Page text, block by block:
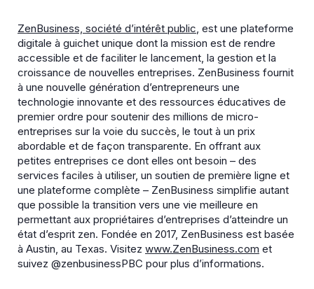
ZenBusiness, société d’intérêt public, est une plateforme
digitale à guichet unique dont la mission est de rendre
accessible et de faciliter le lancement, la gestion et la
croissance de nouvelles entreprises. ZenBusiness fournit
à une nouvelle génération d’entrepreneurs une
technologie innovante et des ressources éducatives de
premier ordre pour soutenir des millions de micro-
entreprises sur la voie du succès, le tout à un prix
abordable et de façon transparente. En offrant aux
petites entreprises ce dont elles ont besoin – des
services faciles à utiliser, un soutien de première ligne et
une plateforme complète – ZenBusiness simplifie autant
que possible la transition vers une vie meilleure en
permettant aux propriétaires d’entreprises d’atteindre un
état d’esprit zen. Fondée en 2017, ZenBusiness est basée
à Austin, au Texas. Visitez www.ZenBusiness.com et
suivez @zenbusinessPBC pour plus d’informations.